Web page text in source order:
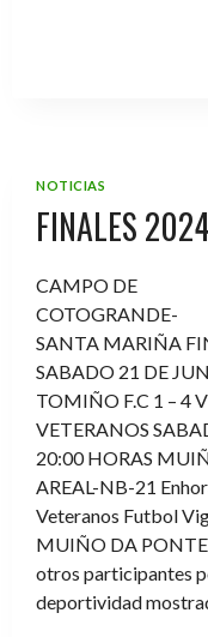
NOTICIAS
FINALES
CAMPO DE
COTOGRANDE-
SANTA MARIÑA
SABADO 21 DE
TOMIÑO F.C 1 – 4
VETERANOS
20:00 HORAS
AREAL-NB-21
Veteranos Futbol
MUIÑO DA PONTE
otros participantes
deportividad